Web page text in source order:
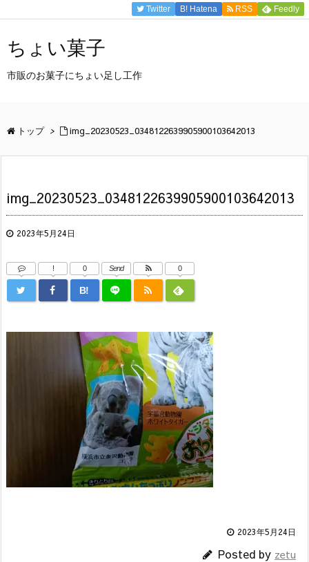
Twitter B! Hatena RSS Feedly
ちょい菓子
市販のお菓子にちょい足し工作
トップ > img_20230523_0348122639905900103642013
img_20230523_0348122639905900103642013
2023年5月24日
!
B!
0 Send 0
2023年5月24日
Posted by zetu